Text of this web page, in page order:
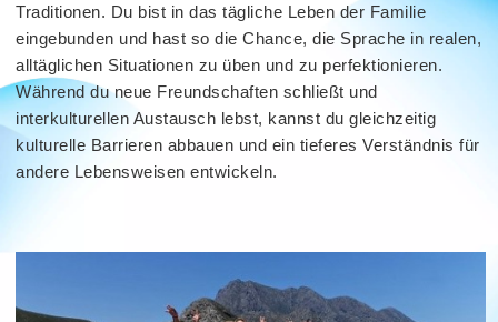
Traditionen. Du bist in das tägliche Leben der Familie
eingebunden und hast so die Chance, die Sprache in realen,
alltäglichen Situationen zu üben und zu perfektionieren.
Während du neue Freundschaften schließt und
interkulturellen Austausch lebst, kannst du gleichzeitig
kulturelle Barrieren abbauen und ein tieferes Verständnis für
andere Lebensweisen entwickeln.